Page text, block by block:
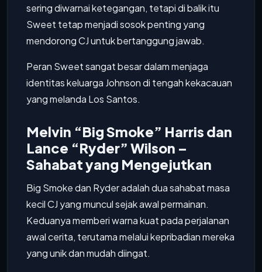
sering diwarnai ketegangan, tetapi di balik itu
Sweet tetap menjadi sosok penting yang
mendorong CJ untuk bertanggung jawab.
Peran Sweet sangat besar dalam menjaga
identitas keluarga Johnson di tengah kekacauan
yang melanda Los Santos.
Melvin “Big Smoke” Harris dan
Lance “Ryder” Wilson –
Sahabat yang Mengejutkan
Big Smoke dan Ryder adalah dua sahabat masa
kecil CJ yang muncul sejak awal permainan.
Keduanya memberi warna kuat pada perjalanan
awal cerita, terutama melalui kepribadian mereka
yang unik dan mudah diingat.